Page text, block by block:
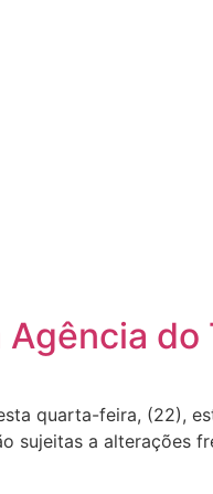
do
quarta-feira, (22),
sujeitas a alterações